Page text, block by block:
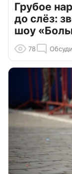
Грубое
до слёз:
шоу
78